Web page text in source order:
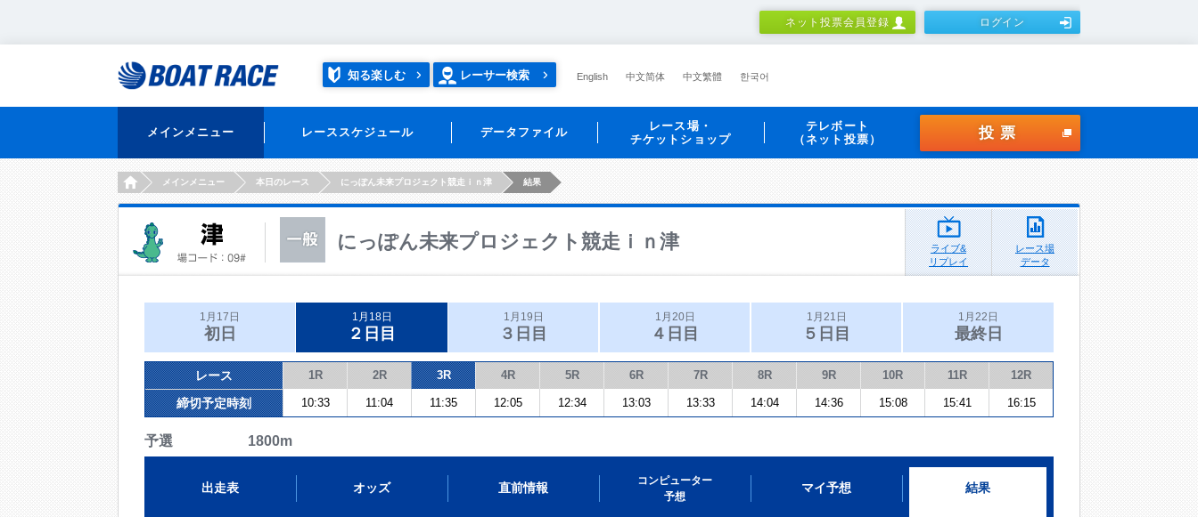
ネット投票会員登録 ログイン
知る楽しむ レーサー検索 English 中文简体 中文繁體 한국어
メインメニュー レーススケジュール データファイル
レース場・
チケットショップ
テレボート
（ネット投票）
投票
HOMEメインメニュー 本日のレース にっぽん未来プロジェクト競走ｉｎ津 結果
にっぽん未来プロジェクト競走ｉｎ津
ライブ&
リプレイ
レース場
データ
1月17日
初日
1月18日
２日目
1月19日
３日目
1月20日
４日目
1月21日
５日目
1月22日
最終日
レース 1R 2R 3R 4R 5R 6R 7R 8R 9R 10R 11R 12R
締切予定時刻 10:33 11:04 11:35 12:05 12:34 13:03 13:33 14:04 14:36 15:08 15:41 16:15
予選 1800m
出走表 オッズ 直前情報
コンピューター
予想
マイ予想 結果